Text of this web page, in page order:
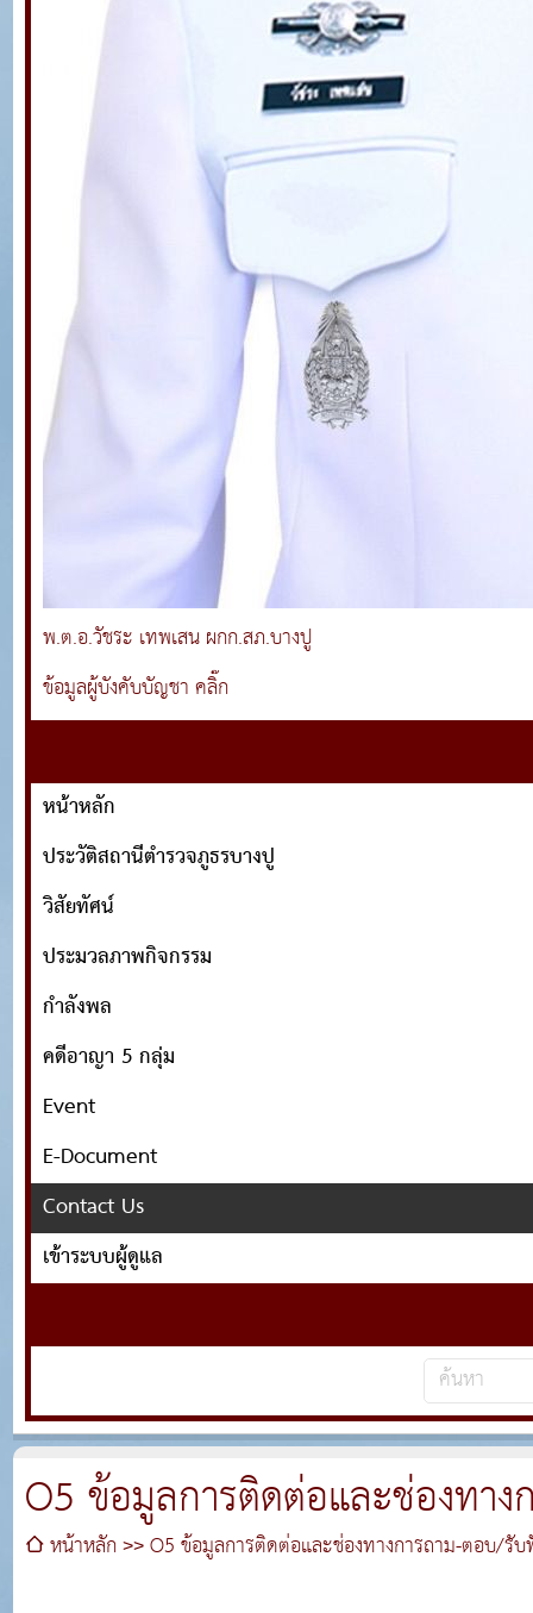
พ.ต.อ.วัชระ เทพเสน ผกก.สภ.บางปู
ข้อมูลผู้บังคับบัญชา คลิ๊ก
หน้าหลัก
ประวัติสถานีตำรวจภูธรบางปู
วิสัยทัศน์
ประมวลภาพกิจกรรม
กำลังพล
คดีอาญา 5 กลุ่ม
Event
E-Document
Contact Us
เข้าระบบผู้ดูแล
O5 ข้อมูลการติดต่อและช่องทา
หน้าหลัก O5 ข้อมูลการติดต่อและช่องทางการถาม-ตอบ/รั